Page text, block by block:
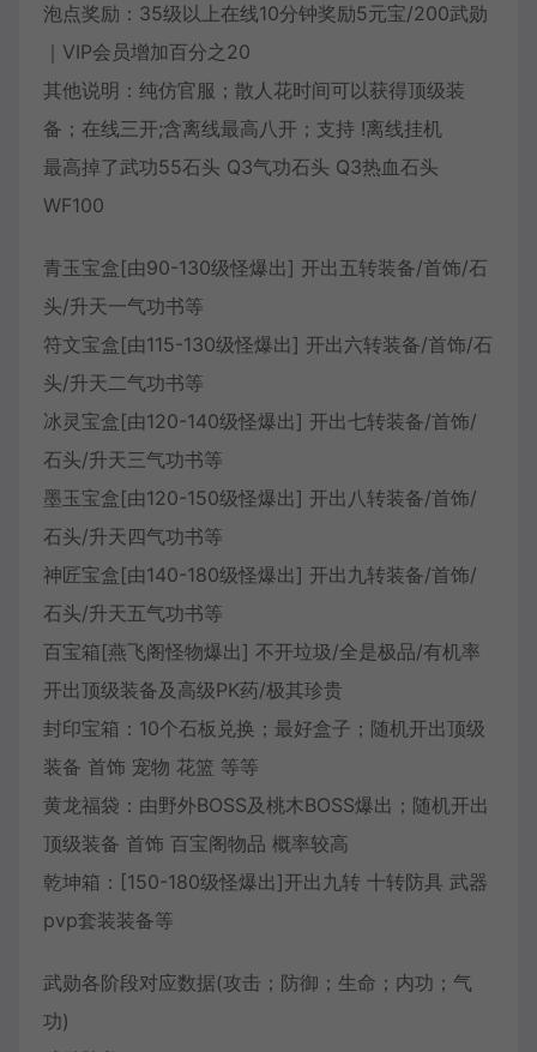
泡点奖励：35级以上在线10分钟奖励5元宝/200武勋
｜VIP会员增加百分之20
其他说明：纯仿官服；散人花时间可以获得顶级装
备；在线三开;含离线最高八开；支持 !离线挂机
最高掉了武功55石头 Q3气功石头 Q3热血石头
WF100
青玉宝盒[由90-130级怪爆出] 开出五转装备/首饰/石
头/升天一气功书等
符文宝盒[由115-130级怪爆出] 开出六转装备/首饰/石
头/升天二气功书等
冰灵宝盒[由120-140级怪爆出] 开出七转装备/首饰/
石头/升天三气功书等
墨玉宝盒[由120-150级怪爆出] 开出八转装备/首饰/
石头/升天四气功书等
神匠宝盒[由140-180级怪爆出] 开出九转装备/首饰/
石头/升天五气功书等
百宝箱[燕飞阁怪物爆出] 不开垃圾/全是极品/有机率
开出顶级装备及高级PK药/极其珍贵
封印宝箱：10个石板兑换；最好盒子；随机开出顶级
装备 首饰 宠物 花篮 等等
黄龙福袋：由野外BOSS及桃木BOSS爆出；随机开出
顶级装备 首饰 百宝阁物品 概率较高
乾坤箱：[150-180级怪爆出]开出九转 十转防具 武器
pvp套装装备等
武勋各阶段对应数据(攻击；防御；生命；内功；气
功)